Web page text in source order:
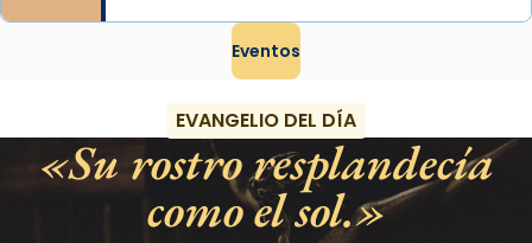
Eventos
EVANGELIO DEL DÍA
Su rostro resplandecía
como el sol.